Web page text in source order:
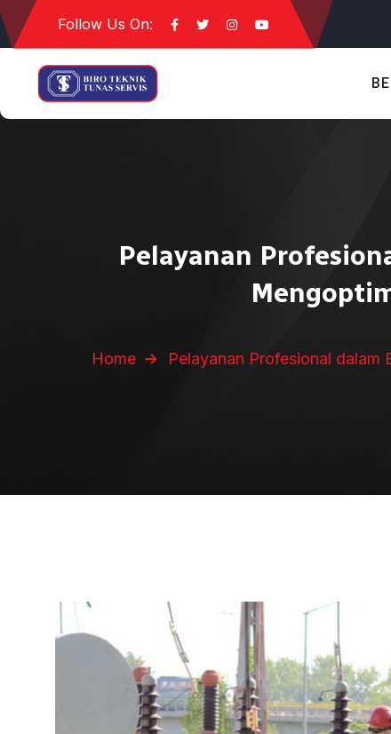
Follow Us On:
Pelayanan
Home Pelayanan Profesional dalam